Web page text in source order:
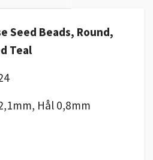
Seed Beads, Round,
Teal
Hål 0,8mm